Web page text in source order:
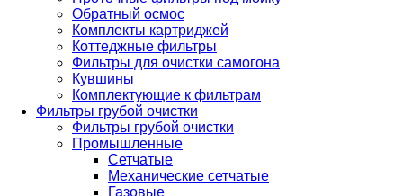
Обратный осмос
Комплекты картриджей
Коттеджные фильтры
Фильтры для очистки самогона
Кувшины
Комплектующие к фильтрам
Фильтры грубой очистки
Фильтры грубой очистки
Промышленные
Сетчатые
Механические сетчатые
Газовые